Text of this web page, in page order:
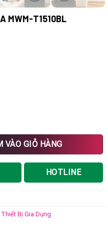
MWM-T1510BL
số lượng
VÀO GIỎ HÀNG
HOTLINE
Thiết Bị Gia Dụng